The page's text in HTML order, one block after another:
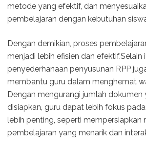
metode yang efektif, dan
pembelajaran dengan kebutuhan
Dengan demikian, proses
menjadi lebih efisien dan efektif.Selain
penyederhanaan penyusunan RPP
membantu guru dalam menghemat
Dengan mengurangi jumlah dokumen
disiapkan, guru dapat lebih fokus
lebih penting, seperti mempersiapkan
pembelajaran yang menarik dan